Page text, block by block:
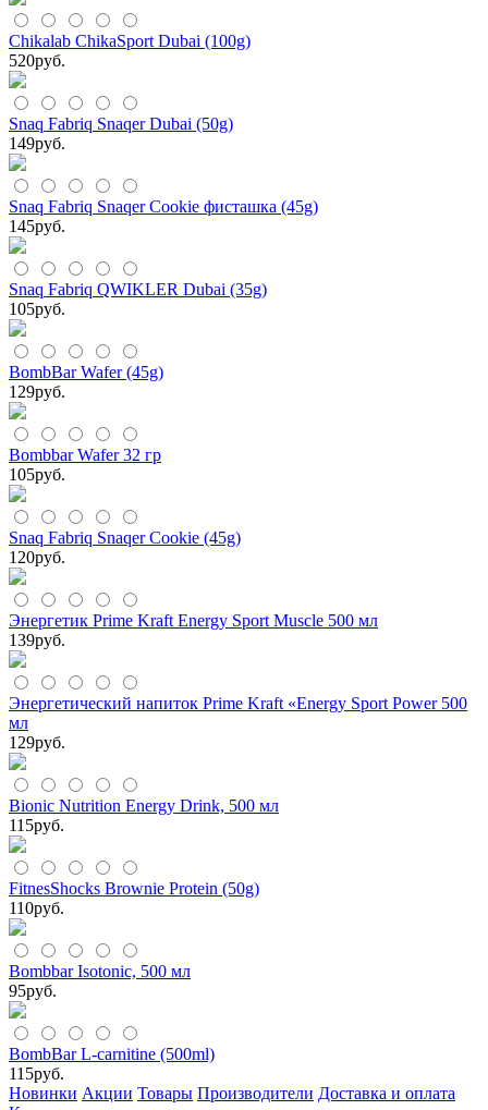
Chikalab ChikaSport Dubai (100g)
520руб.
Snaq Fabriq Snaqer Dubai (50g)
149руб.
Snaq Fabriq Snaqer Cookie фисташка (45g)
145руб.
Snaq Fabriq QWIKLER Dubai (35g)
105руб.
BombBar Wafer (45g)
129руб.
Bombbar Wafer 32 гр
105руб.
Snaq Fabriq Snaqer Cookie (45g)
120руб.
Энергетик Prime Kraft Energy Sport Muscle 500 мл
139руб.
Энергетический напиток Prime Kraft «Energy Sport Power 500
мл
129руб.
Bionic Nutrition Energy Drink, 500 мл
115руб.
FitnesShocks Brownie Protein (50g)
110руб.
Bombbar Isotonic, 500 мл
95руб.
BombBar L-carnitine (500ml)
115руб.
Новинки Акции Товары Производители Доставка и оплата